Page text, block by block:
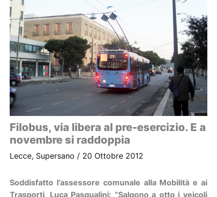
Filobus, via libera al pre-esercizio. E a
novembre si raddoppia
Lecce, Supersano / 20 Ottobre 2012
Soddisfatto l’assessore comunale alla Mobilità e ai
Trasporti, Luca Pasqualini: “Salgono a otto i veicoli